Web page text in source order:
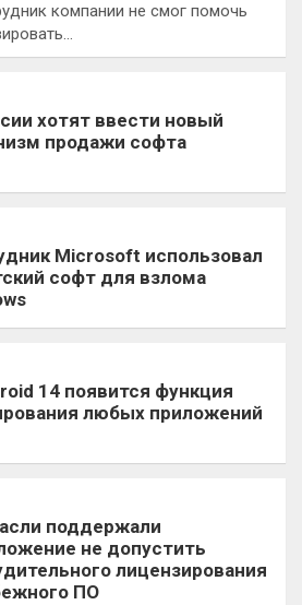
компании не смог помочь
хотят ввести новый
продажи софта
Microsoft использовал
софт для взлома
14 появится функция
любых приложений
поддержали
не допустить
лицензирования
ПО